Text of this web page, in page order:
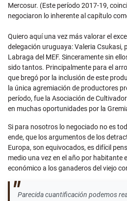
Mercosur. (Este período 2017-19,
negociaron lo inherente al capítulo
Quiero aquí una vez más valorar el
delegación uruguaya: Valeria Csukasi,
Labraga del MEF. Sinceramente sin
sido tantos. Principalmente para el
que bregó por la inclusión de este
la única agremiación de productores
período, fue la Asociación de
en muchas oportunidades por la
Si para nosotros lo negociado no es
ende, que los argumentos de los
Europa, son equivocados, es difícil
medio una vez en el año por habitante
económico a los ganaderos del viejo
Parecida cuantificación podemos